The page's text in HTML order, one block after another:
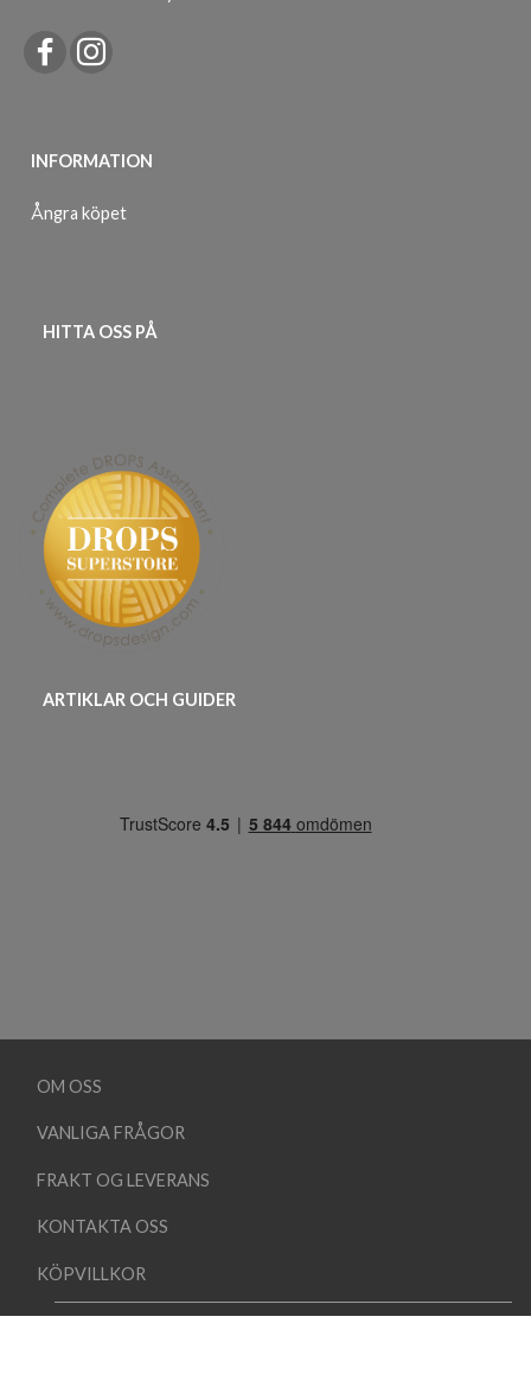
INFORMATION
Ångra köpet
HITTA OSS PÅ
ARTIKLAR OCH GUIDER
OM OSS
VANLIGA FRÅGOR
FRAKT OG LEVERANS
KONTAKTA OSS
KÖPVILLKOR